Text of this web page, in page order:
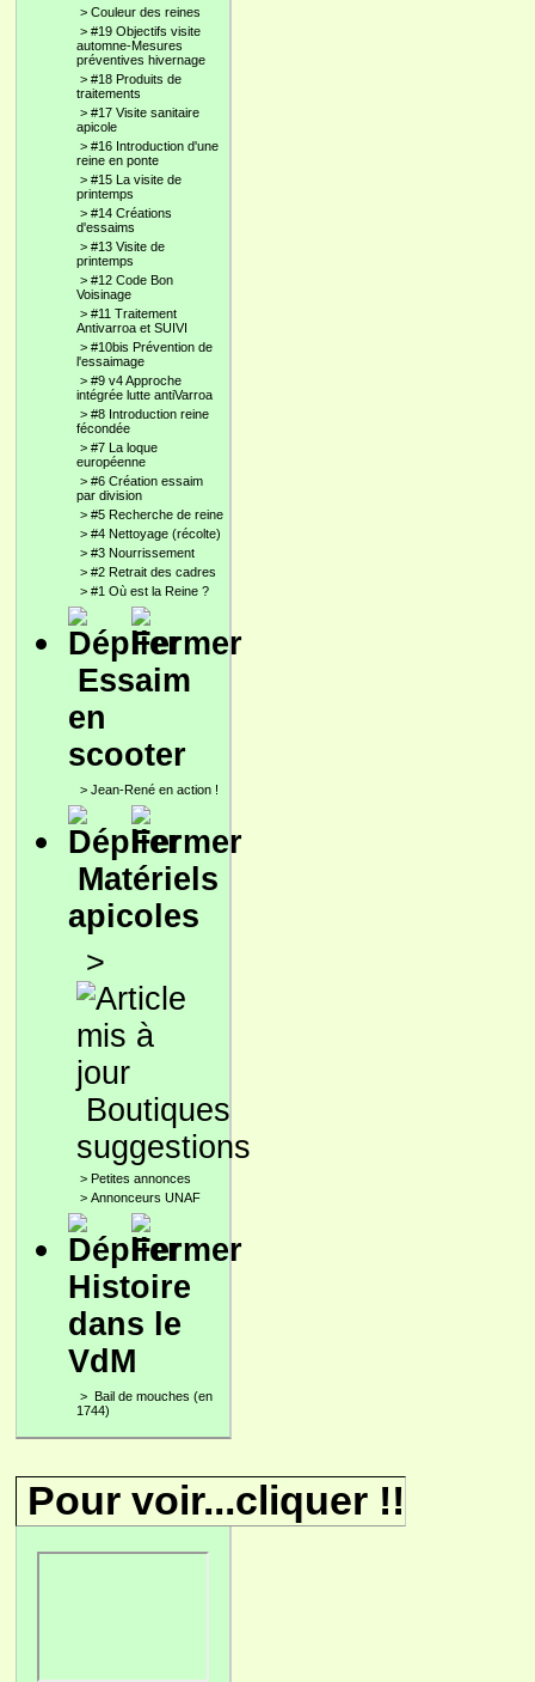
> Couleur des reines
> #19 Objectifs visite
automne-Mesures
préventives hivernage
> #18 Produits de
traitements
> #17 Visite sanitaire
apicole
> #16 Introduction d'une
reine en ponte
> #15 La visite de
printemps
> #14 Créations
d'essaims
> #13 Visite de
printemps
> #12 Code Bon
Voisinage
> #11 Traitement
Antivarroa et SUIVI
> #10bis Prévention de
l'essaimage
> #9 v4 Approche
intégrée lutte antiVarroa
> #8 Introduction reine
fécondée
> #7 La loque
européenne
> #6 Création essaim
par division
> #5 Recherche de reine
> #4 Nettoyage (récolte)
> #3 Nourrissement
> #2 Retrait des cadres
> #1 Où est la Reine ?
Essaim
en
scooter
> Jean-René en action !
Matériels
apicoles
>
Boutiques
suggestions
> Petites annonces
> Annonceurs UNAF
Histoire
dans le
VdM
> Bail de mouches (en
1744)
Pour voir...cliquer !!